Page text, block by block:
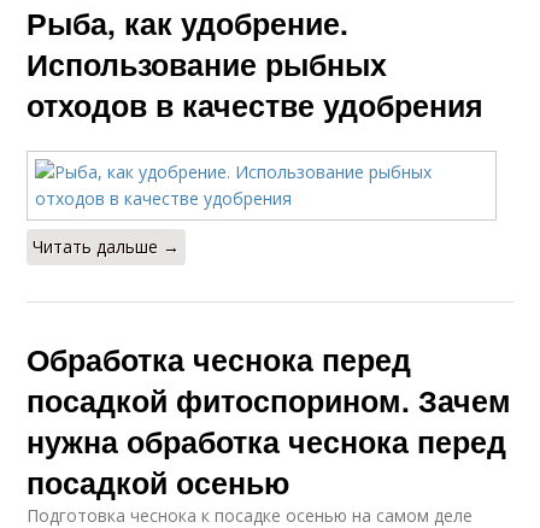
Рыба, как удобрение.
Использование рыбных
отходов в качестве удобрения
Читать дальше →
Обработка чеснока перед
посадкой фитоспорином. Зачем
нужна обработка чеснока перед
посадкой осенью
Подготовка чеснока к посадке осенью на самом деле